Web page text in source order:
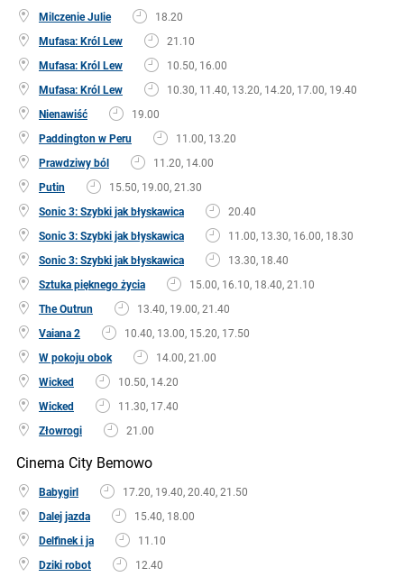
Milczenie Julie
18.20
Mufasa: Król Lew
21.10
Mufasa: Król Lew
10.50, 16.00
Mufasa: Król Lew
10.30, 11.40, 13.20, 14.20, 17.00, 19.40
Nienawiść
19.00
Paddington w Peru
11.00, 13.20
Prawdziwy ból
11.20, 14.00
Putin
15.50, 19.00, 21.30
Sonic 3: Szybki jak błyskawica
20.40
Sonic 3: Szybki jak błyskawica
11.00, 13.30, 16.00, 18.30
Sonic 3: Szybki jak błyskawica
13.30, 18.40
Sztuka pięknego życia
15.00, 16.10, 18.40, 21.10
The Outrun
13.40, 19.00, 21.40
Vaiana 2
10.40, 13.00, 15.20, 17.50
W pokoju obok
14.00, 21.00
Wicked
10.50, 14.20
Wicked
11.30, 17.40
Złowrogi
21.00
Cinema City Bemowo
Babygirl
17.20, 19.40, 20.40, 21.50
Dalej jazda
15.40, 18.00
Delfinek i ja
11.10
Dziki robot
12.40